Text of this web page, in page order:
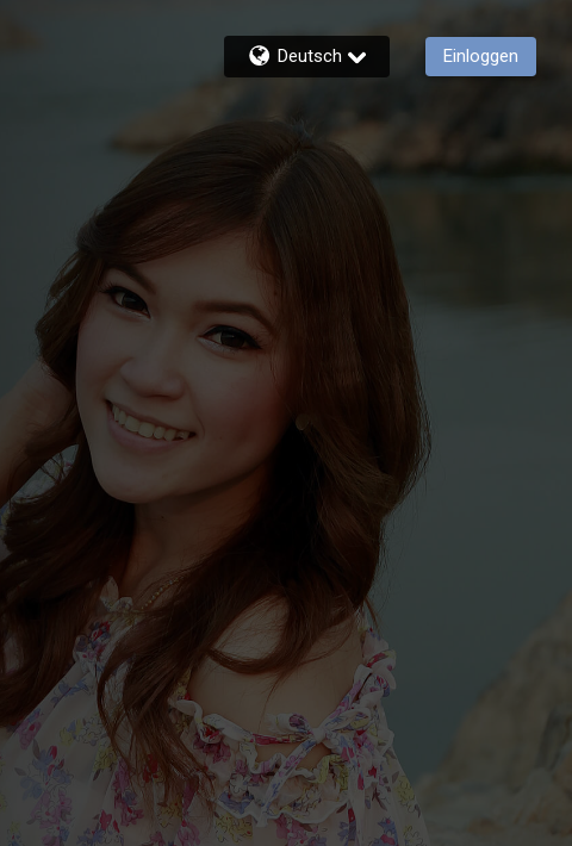
Deutsch Einloggen